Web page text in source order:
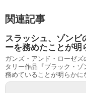
関連記事
スラッシュ、ゾンビ
ーを務めたことが明
ガンズ・アンド・ローゼ
タリー作品『ブラック・
務めていることが明らかに